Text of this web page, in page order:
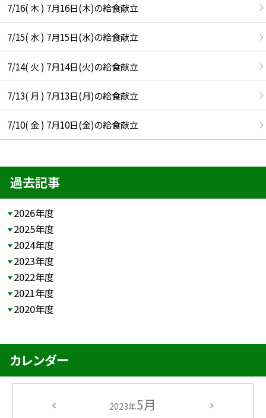
7/16( 木 ) 7月16日(木)の給食献立
7/15( 水 ) 7月15日(水)の給食献立
7/14( 火 ) 7月14日(火)の給食献立
7/13( 月 ) 7月13日(月)の給食献立
7/10( 金 ) 7月10日(金)の給食献立
過去記事
2026年度
2025年度
2024年度
2023年度
2022年度
2021年度
2020年度
カレンダー
2023年5月